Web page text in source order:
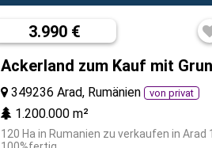
3.990 €
Ackerland zum Kauf mit
349236 Arad, Rumänien von privat
1.200.000 m²
120 Ha in Rumanien zu verkaufen in